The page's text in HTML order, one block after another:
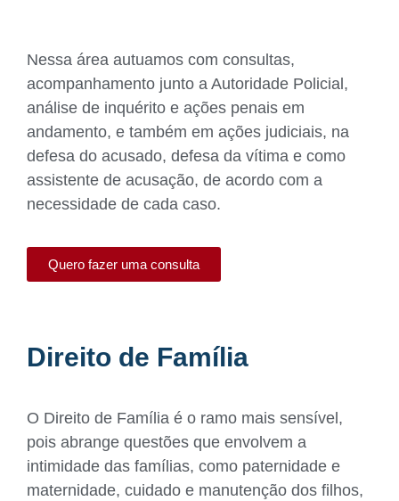
Nessa área autuamos com consultas,
acompanhamento junto a Autoridade Policial,
análise de inquérito e ações penais em
andamento, e também em ações judiciais, na
defesa do acusado, defesa da vítima e como
assistente de acusação, de acordo com a
necessidade de cada caso.
Quero fazer uma consulta
Direito de Família
O Direito de Família é o ramo mais sensível,
pois abrange questões que envolvem a
intimidade das famílias, como paternidade e
maternidade, cuidado e manutenção dos filhos,